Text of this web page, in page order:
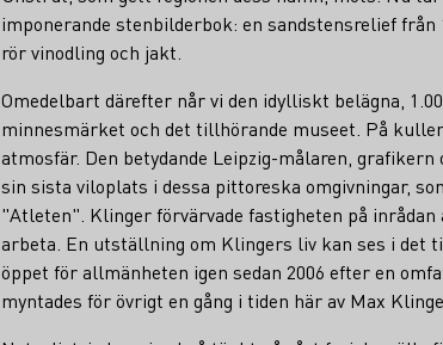
imponerande stenbilderbok: en sandstensrelief
rör vinodling och jakt.
Omedelbart därefter når vi den idylliskt belägna,
minnesmärket och det tillhörande museet. På
atmosfär. Den betydande Leipzig-målaren,
sin sista viloplats i dessa pittoreska omgivningar,
"Atleten". Klinger förvärvade fastigheten på
arbeta. En utställning om Klingers liv kan ses i det
öppet för allmänheten igen sedan 2006 efter en
myntades för övrigt en gång i tiden här av Max